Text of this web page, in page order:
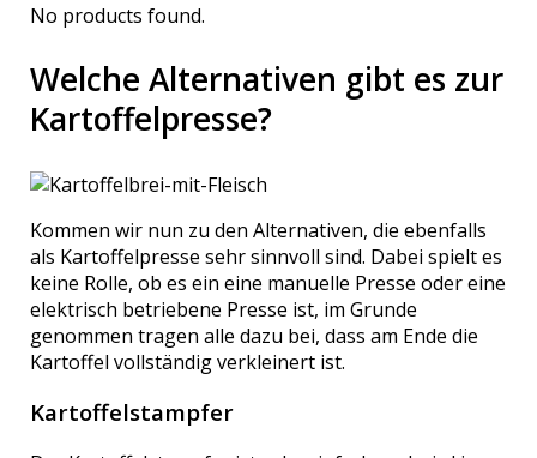
No products found.
Welche Alternativen gibt es zur
Kartoffelpresse?
Kommen wir nun zu den Alternativen, die ebenfalls
als Kartoffelpresse sehr sinnvoll sind. Dabei spielt es
keine Rolle, ob es ein eine manuelle Presse oder eine
elektrisch betriebene Presse ist, im Grunde
genommen tragen alle dazu bei, dass am Ende die
Kartoffel vollständig verkleinert ist.
Kartoffelstampfer